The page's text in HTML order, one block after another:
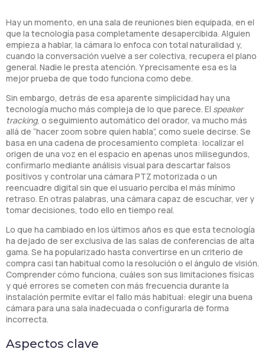
Hay un momento, en una sala de reuniones bien equipada, en el
que la tecnología pasa completamente desapercibida. Alguien
empieza a hablar, la cámara lo enfoca con total naturalidad y,
cuando la conversación vuelve a ser colectiva, recupera el plano
general. Nadie le presta atención. Y precisamente esa es la
mejor prueba de que todo funciona como debe.
Sin embargo, detrás de esa aparente simplicidad hay una
tecnología mucho más compleja de lo que parece. El speaker
tracking, o seguimiento automático del orador, va mucho más
allá de “hacer zoom sobre quien habla”, como suele decirse. Se
basa en una cadena de procesamiento completa: localizar el
origen de una voz en el espacio en apenas unos milisegundos,
confirmarlo mediante análisis visual para descartar falsos
positivos y controlar una cámara PTZ motorizada o un
reencuadre digital sin que el usuario perciba el más mínimo
retraso. En otras palabras, una cámara capaz de escuchar, ver y
tomar decisiones, todo ello en tiempo real.
Lo que ha cambiado en los últimos años es que esta tecnología
ha dejado de ser exclusiva de las salas de conferencias de alta
gama. Se ha popularizado hasta convertirse en un criterio de
compra casi tan habitual como la resolución o el ángulo de visión.
Comprender cómo funciona, cuáles son sus limitaciones físicas
y qué errores se cometen con más frecuencia durante la
instalación permite evitar el fallo más habitual: elegir una buena
cámara para una sala inadecuada o configurarla de forma
incorrecta.
Aspectos clave